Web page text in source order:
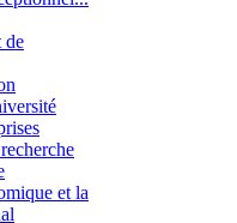
de
et la